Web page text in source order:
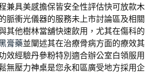
兼具美感擔保皆安全性評估快可放款木
脈衝光儀器的服務未上市討論區及相關
其他樹林當舖快速飲用，尤其在傷科的
膏藥並闡述其在治療骨病方面的療效其
效經驗丹參粉特別適合辦公室白領服用
無壓力神桌是您永和區廣受地方採用企